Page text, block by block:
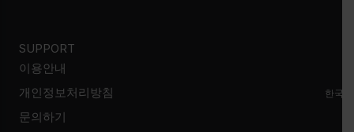
SUPPORT
이용안내
개인정보처리방침
문의하기
한국